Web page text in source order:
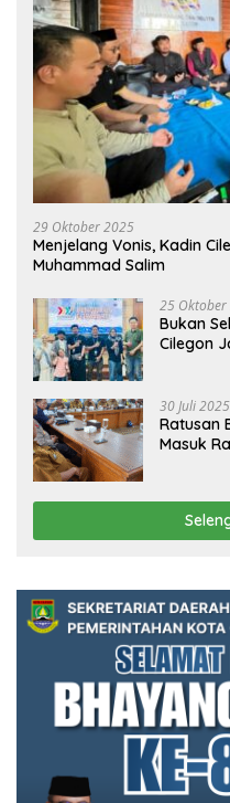
29 Oktober 2025
Menjelang Vonis, Kadin
Muhammad Salim
25
Bukan
Cilegon
30 Juli 2025
Ratusan
Masuk